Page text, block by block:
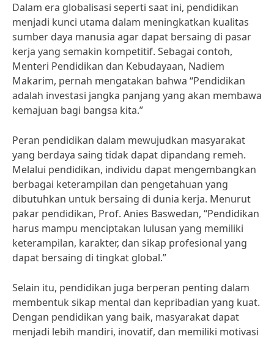
Dalam era globalisasi seperti saat ini, pendidikan
menjadi kunci utama dalam meningkatkan kualitas
sumber daya manusia agar dapat bersaing di pasar
kerja yang semakin kompetitif. Sebagai contoh,
Menteri Pendidikan dan Kebudayaan, Nadiem
Makarim, pernah mengatakan bahwa “Pendidikan
adalah investasi jangka panjang yang akan membawa
kemajuan bagi bangsa kita.”
Peran pendidikan dalam mewujudkan masyarakat
yang berdaya saing tidak dapat dipandang remeh.
Melalui pendidikan, individu dapat mengembangkan
berbagai keterampilan dan pengetahuan yang
dibutuhkan untuk bersaing di dunia kerja. Menurut
pakar pendidikan, Prof. Anies Baswedan, “Pendidikan
harus mampu menciptakan lulusan yang memiliki
keterampilan, karakter, dan sikap profesional yang
dapat bersaing di tingkat global.”
Selain itu, pendidikan juga berperan penting dalam
membentuk sikap mental dan kepribadian yang kuat.
Dengan pendidikan yang baik, masyarakat dapat
menjadi lebih mandiri, inovatif, dan memiliki motivasi